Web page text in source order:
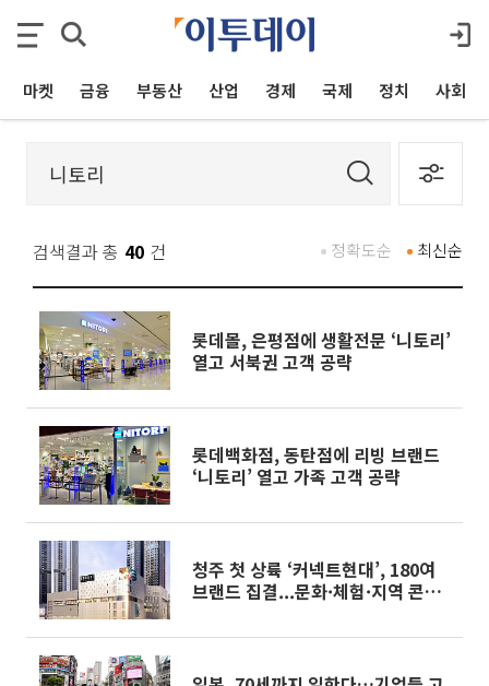
마켓 금융 부동산 산업 경제 국제 정치 사회
검색결과 총 40 건 최신순
정확도순
롯데몰, 은평점에 생활전문 ‘니토리’
열고 서북권 고객 공략
롯데백화점, 동탄점에 리빙 브랜드
‘니토리’ 열고 가족 고객 공략
청주 첫 상륙 ‘커넥트현대’, 180여
브랜드 집결...문화·체험·지역 콘텐